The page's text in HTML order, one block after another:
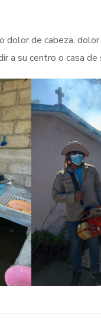
dolor de cabeza,
a su centro o casa